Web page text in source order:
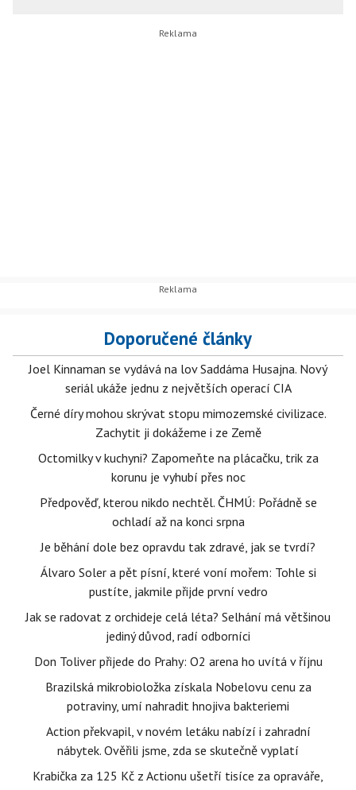
Doporučené články
Joel Kinnaman se vydává na lov Saddáma Husajna. Nový
seriál ukáže jednu z největších operací CIA
Černé díry mohou skrývat stopu mimozemské civilizace.
Zachytit ji dokážeme i ze Země
Octomilky v kuchyni? Zapomeňte na plácačku, trik za
korunu je vyhubí přes noc
Předpověď, kterou nikdo nechtěl. ČHMÚ: Pořádně se
ochladí až na konci srpna
Je běhání dole bez opravdu tak zdravé, jak se tvrdí?
Álvaro Soler a pět písní, které voní mořem: Tohle si
pustíte, jakmile přijde první vedro
Jak se radovat z orchideje celá léta? Selhání má většinou
jediný důvod, radí odborníci
Don Toliver přijede do Prahy: O2 arena ho uvítá v říjnu
Brazilská mikrobioložka získala Nobelovu cenu za
potraviny, umí nahradit hnojiva bakteriemi
Action překvapil, v novém letáku nabízí i zahradní
nábytek. Ověřili jsme, zda se skutečně vyplatí
Krabička za 125 Kč z Actionu ušetří tisíce za opraváře,